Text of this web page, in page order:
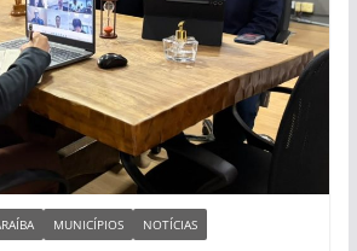
MUNICÍPIOS NOTÍCIAS